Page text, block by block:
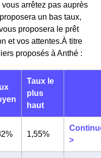
arrêtez pas auprès
un bas taux,
proposera le prêt
et vos attentes.À titre
proposés à Anthé :
Taux le
plus
haut
1,55%
>